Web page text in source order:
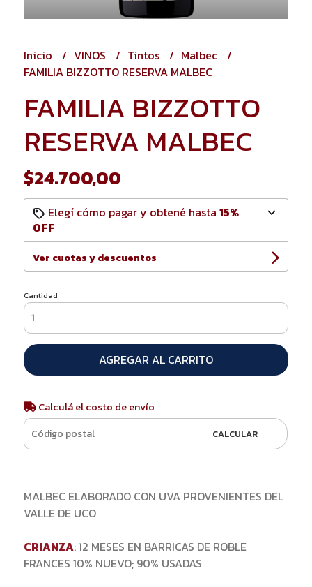
Inicio VINOS Tintos
Malbec
FAMILIA BIZZOTTO RESERVA MALBEC
FAMILIA BIZZOTTO
RESERVA MALBEC
$24.700,00
Elegí cómo pagar y obtené hasta 15%
OFF
Ver cuotas y descuentos
Cantidad
AGREGAR AL CARRITO
Calculá el costo de envío
CALCULAR
MALBEC ELABORADO CON UVA PROVENIENTES DEL
VALLE DE UCO
CRIANZA: 12 MESES EN BARRICAS DE ROBLE
FRANCES 10% NUEVO; 90% USADAS